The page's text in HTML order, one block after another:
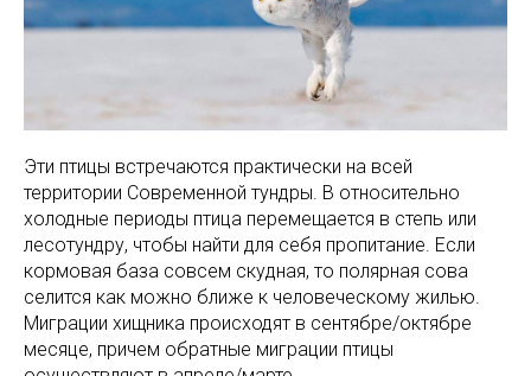
Эти птицы встречаются практически на всей
территории Современной тундры. В относительно
холодные периоды птица перемещается в степь или
лесотундру, чтобы найти для себя пропитание. Если
кормовая база совсем скудная, то полярная сова
селится как можно ближе к человеческому жилью.
Миграции хищника происходят в сентябре/октябре
месяце, причем обратные миграции птицы